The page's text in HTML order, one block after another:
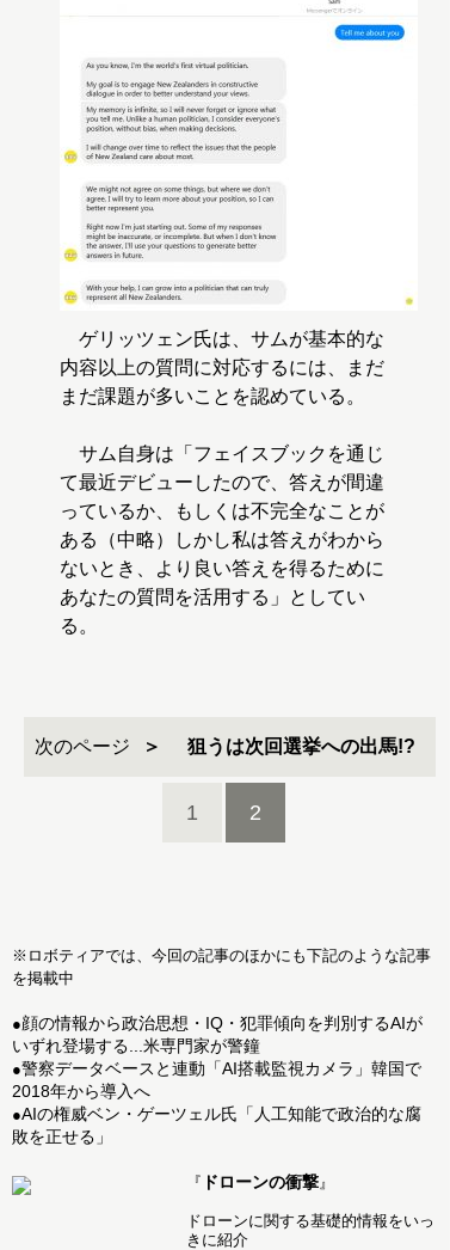
ゲリッツェン氏は、サムが基本的な
内容以上の質問に対応するには、まだ
まだ課題が多いことを認めている。
サム自身は「フェイスブックを通じ
て最近デビューしたので、答えが間違
っているか、もしくは不完全なことが
ある（中略）しかし私は答えがわから
ないとき、より良い答えを得るために
あなたの質問を活用する」としてい
る。
次のページ 狙うは次回選挙への出馬!?
1 2
※ロボティアでは、今回の記事のほかにも下記のような記事
を掲載中
●顔の情報から政治思想・IQ・犯罪傾向を判別するAIが
いずれ登場する...米専門家が警鐘
●警察データベースと連動「AI搭載監視カメラ」韓国で
2018年から導入へ
●AIの権威ベン・ゲーツェル氏「人工知能で政治的な腐
敗を正せる」
『 ドローンの衝撃 』
ドローンに関する基礎的情報をいっ
きに紹介